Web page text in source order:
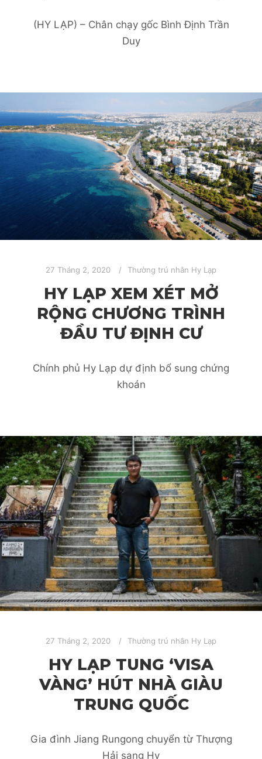
(HY LẠP) – Chân chạy gốc Bình Định Trần
Duy
27 Tháng 2, 2020 Thường trú nhân Hy Lạp
HY LẠP XEM XÉT MỞ
RỘNG CHƯƠNG TRÌNH
ĐẦU TƯ ĐỊNH CƯ
Chính phủ Hy Lạp dự định bổ sung chứng
khoán
27 Tháng 2, 2020 Thường trú nhân Hy Lạp
HY LẠP TUNG ‘VISA
VÀNG’ HÚT NHÀ GIÀU
TRUNG QUỐC
Gia đình Jiang Rungong chuyển từ Thượng
Hải sang Hy